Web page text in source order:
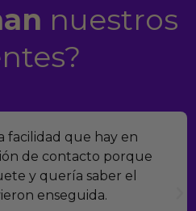
nuestros
facilidad que hay en
de contacto porque
y quería saber el
enseguida.